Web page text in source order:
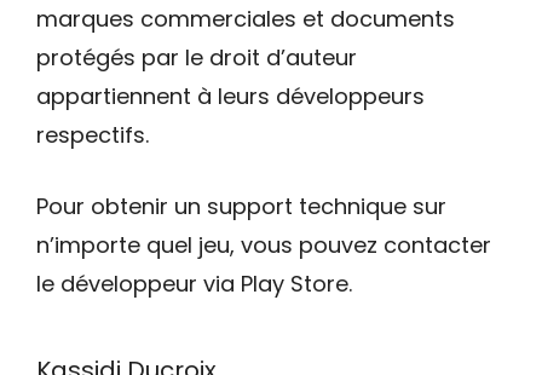
marques commerciales et documents
protégés par le droit d’auteur
appartiennent à leurs développeurs
respectifs.
Pour obtenir un support technique sur
n’importe quel jeu, vous pouvez contacter
le développeur via Play Store.